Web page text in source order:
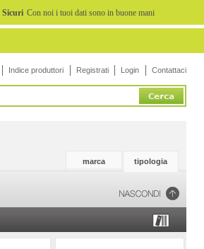
Sicuri Con noi i tuoi dati sono in buone mani
Indice produttori Registrati Login Contattaci
tipologia
marca